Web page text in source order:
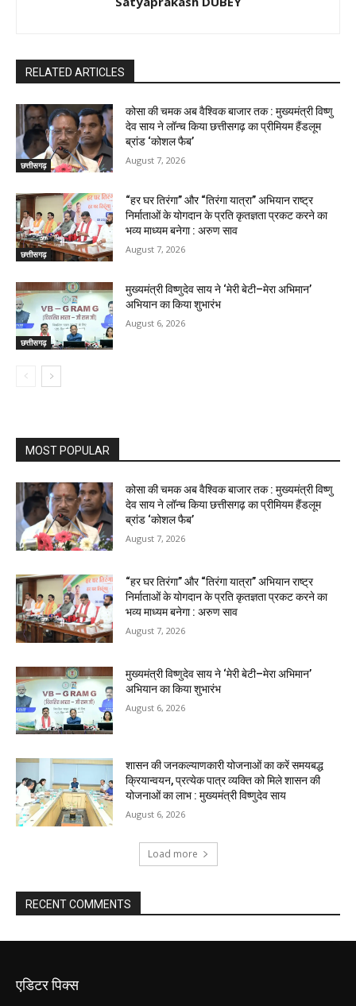
RELATED ARTICLES
छत्तीसगढ़
कोसा की चमक अब वैश्विक बाजार तक : मुख्यमंत्री विष्णु
देव साय ने लॉन्च किया छत्तीसगढ़ का प्रीमियम हैंडलूम
ब्रांड ‘कोशल फैब’
August 7, 2026
छत्तीसगढ़
“हर घर तिरंगा” और “तिरंगा यात्रा” अभियान राष्ट्र
निर्माताओं के योगदान के प्रति कृतज्ञता प्रकट करने का
भव्य माध्यम बनेगा : अरुण साव
August 7, 2026
छत्तीसगढ़
मुख्यमंत्री विष्णुदेव साय ने ‘मेरी बेटी–मेरा अभिमान’
अभियान का किया शुभारंभ
August 6, 2026
MOST POPULAR
कोसा की चमक अब वैश्विक बाजार तक : मुख्यमंत्री विष्णु
देव साय ने लॉन्च किया छत्तीसगढ़ का प्रीमियम हैंडलूम
ब्रांड ‘कोशल फैब’
August 7, 2026
“हर घर तिरंगा” और “तिरंगा यात्रा” अभियान राष्ट्र
निर्माताओं के योगदान के प्रति कृतज्ञता प्रकट करने का
भव्य माध्यम बनेगा : अरुण साव
August 7, 2026
मुख्यमंत्री विष्णुदेव साय ने ‘मेरी बेटी–मेरा अभिमान’
अभियान का किया शुभारंभ
August 6, 2026
शासन की जनकल्याणकारी योजनाओं का करें समयबद्ध
क्रियान्वयन, प्रत्येक पात्र व्यक्ति को मिले शासन की
योजनाओं का लाभ : मुख्यमंत्री विष्णुदेव साय
August 6, 2026
Load more
RECENT COMMENTS
एडिटर पिक्स